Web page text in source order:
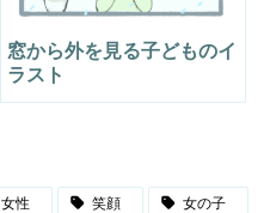
窓から外を見る子どものイ
ラスト
女性 笑顔 女の子